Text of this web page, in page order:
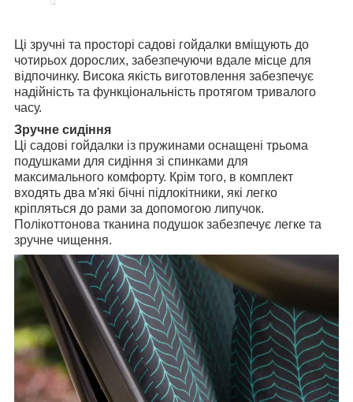
Ці зручні та просторі садові гойдалки вміщують до
чотирьох дорослих, забезпечуючи вдале місце для
відпочинку. Висока якість виготовлення забезпечує
надійність та функціональність протягом тривалого
часу.
Зручне сидіння
Ці садові гойдалки із пружинами оснащені трьома
подушками для сидіння зі спинками для
максимального комфорту. Крім того, в комплект
входять два м'які бічні підлокітники, які легко
кріпляться до рами за допомогою липучок.
Полікоттонова тканина подушок забезпечує легке та
зручне чищення.